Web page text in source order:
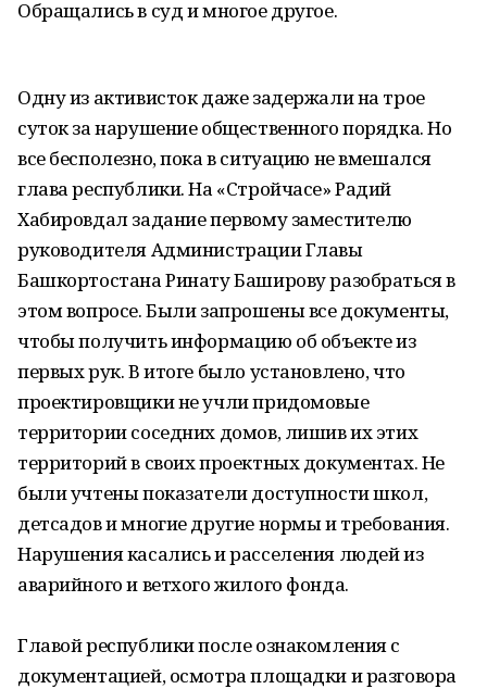
Обращались в суд и многое другое.
Одну из активисток даже задержали на трое
суток за нарушение общественного порядка. Но
все бесполезно, пока в ситуацию не вмешался
глава республики. На «Стройчасе» Радий
Хабировдал задание первому заместителю
руководителя Администрации Главы
Башкортостана Ринату Баширову разобраться в
этом вопросе. Были запрошены все документы,
чтобы получить информацию об объекте из
первых рук. В итоге было установлено, что
проектировщики не учли придомовые
территории соседних домов, лишив их этих
территорий в своих проектных документах. Не
были учтены показатели доступности школ,
детсадов и многие другие нормы и требования.
Нарушения касались и расселения людей из
аварийного и ветхого жилого фонда.
Главой республики после ознакомления с
документацией, осмотра площадки и разговора